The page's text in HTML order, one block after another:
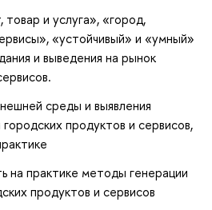
и услуга», «город,
«устойчивый» и «умный»
и выведения на рынок
среды и выявления
продуктов и сервисов,
на практике методы генерации
продуктов и сервисов